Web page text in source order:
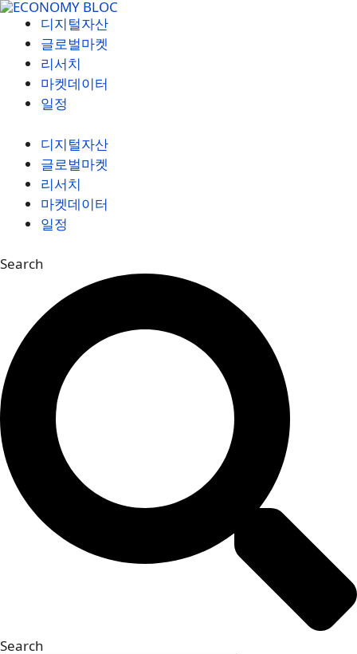
컨
디지털자산
글로벌마켓
리서치
마켓데이터
일정
디지털자산
글로벌마켓
리서치
마켓데이터
일정
Search
Search